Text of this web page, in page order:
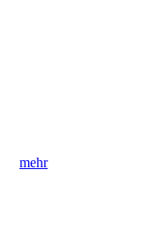
mehr